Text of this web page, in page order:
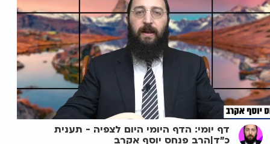
דף יומי: הדף היומי היום לצפיה - תענית
כ"ד|הרב פנחס יוסף אקרב